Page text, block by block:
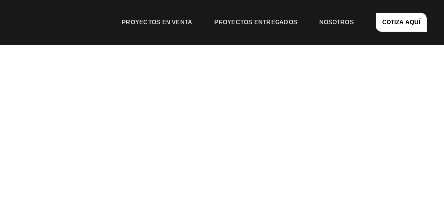
PROYECTOS EN VENTA PROYECTOS ENTREGADOS NOSOTROS COTIZA AQUÍ